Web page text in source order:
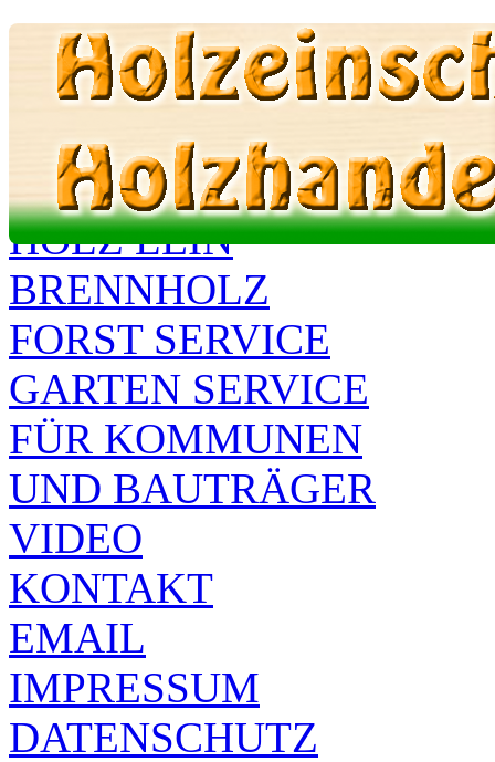
Holz Lein -
TEL 0173 99 87 586
HOLZ LEIN
BRENNHOLZ
FORST SERVICE
GARTEN SERVICE
FÜR KOMMUNEN
UND BAUTRÄGER
VIDEO
KONTAKT
EMAIL
IMPRESSUM
DATENSCHUTZ